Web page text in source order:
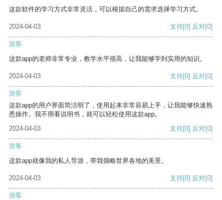
这款软件的学习方式非常灵活，可以根据自己的需求选择学习方式。
2024-04-03 支持[0] 反对[0]
游客
这款app的老师非常专业，教学水平很高，让我能够学到实用的知识。
2024-04-03 支持[0] 反对[0]
游客
这款app的用户界面简洁明了，使用起来非常容易上手，让我能够快速熟
悉操作。我不用看说明书，就可以轻松使用这款app。
2024-04-03
支持[0] 反对[0]
游客
这款app就像我的私人导游，带我领略世界各地的美景。
2024-04-03 支持[0] 反对[0]
游客